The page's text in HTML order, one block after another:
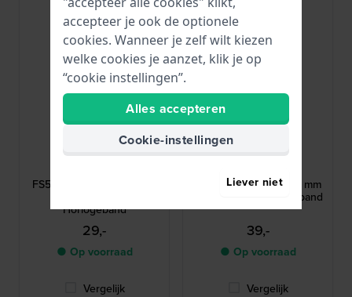
FS5981 Inscription 22 mm
Horlogeband
29,-
● Op voorraad
Vergelijk
ES5274 Jacqueline 14 mm
Bruine Leren Horlogeband
39,-
● Op voorraad
Vergelijk
accepteer je ook de optionele
cookies. Wanneer je zelf wilt kiezen
welke cookies je aanzet, klik je op
“cookie instellingen”.
Alles accepteren
Cookie-instellingen
Liever niet